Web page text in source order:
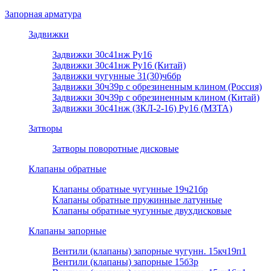
Запорная арматура
Задвижки
Задвижки 30с41нж Ру16
Задвижки 30с41нж Ру16 (Китай)
Задвижки чугунные 31(30)ч6бр
Задвижки 30ч39р с обрезиненным клином (Россия)
Задвижки 30ч39р с обрезиненным клином (Китай)
Задвижки 30с41нж (ЗКЛ-2-16) Ру16 (МЗТА)
Затворы
Затворы поворотные дисковые
Клапаны обратные
Клапаны обратные чугунные 19ч21бр
Клапаны обратные пружинные латунные
Клапаны обратные чугунные двухдисковые
Клапаны запорные
Вентили (клапаны) запорные чугунн. 15кч19п1
Вентили (клапаны) запорные 15б3р